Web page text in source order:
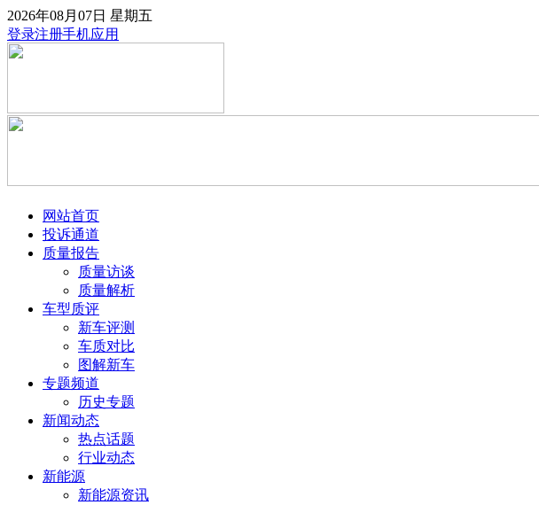
2026年08月07日 星期五
登录注册手机应用
网站首页
投诉通道
质量报告
质量访谈
质量解析
车型质评
新车评测
车质对比
图解新车
专题频道
历史专题
新闻动态
热点话题
行业动态
新能源
新能源资讯